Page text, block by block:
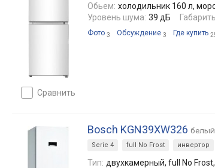
сравнить
Обьем: холодильник 160 л,
Уровень шума: 39 дБ
Фото 3 Обсуждение 3 Где купить
Bosch KGN39XW326 белый
Serie 4 full No Frost инвертор
Тип: двухкамерный, full No